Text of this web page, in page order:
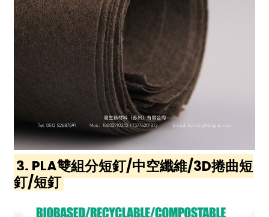
3. PLA雙組分短釘/中空纖維/3D捲曲短
釘/短釘